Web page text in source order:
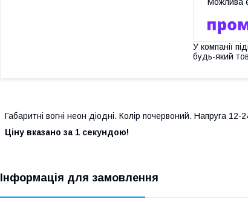
У компанії
будь-який
Габаритні вогні неон діодні. Колір почервоний. Напруга
Ціну вказано за 1 секундою!
Інформація для замовлення